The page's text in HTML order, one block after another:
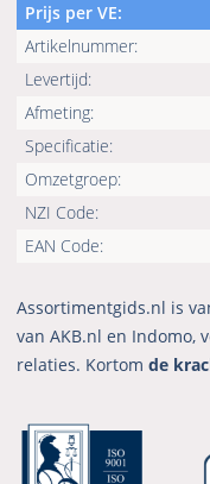
Prijs per VE:
Artikelnummer:
Levertijd:
Afmeting:
Specificatie:
Omzetgroep:
NZI Code:
EAN Code:
Assortimentgids.nl is
van AKB.nl en Indomo,
relaties. Kortomde